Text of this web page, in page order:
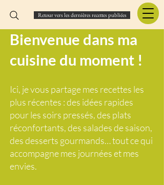
Retour vers les dernières recettes publiées
Bienvenue dans ma
cuisine du moment !
Ici, je vous partage mes recettes les
plus récentes : des idées rapides
pour les soirs pressés, des plats
réconfortants, des salades de saison,
des desserts gourmands… tout ce qui
accompagne mes journées et mes
envies.